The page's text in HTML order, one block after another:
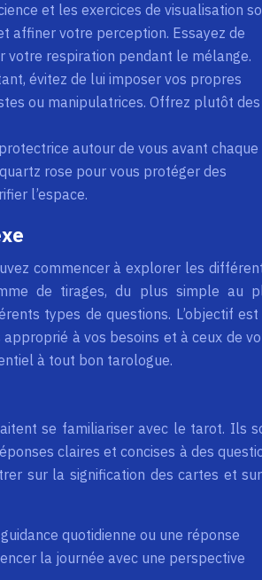
et les exercices de visualisation
affiner votre perception. Essayez de
votre respiration pendant le mélange.
évitez de lui imposer vos propres
ou manipulatrices. Offrez plutôt des
autour de vous avant chaque
rose pour vous protéger des
l’espace.
commencer à explorer les
de tirages, du plus simple au
types de questions. L’objectif est
à vos besoins et à ceux de
à tout bon tarologue.
se familiariser avec le tarot. Ils
claires et concises à des
sur la signification des cartes et
quotidienne ou une réponse
la journée avec une perspective